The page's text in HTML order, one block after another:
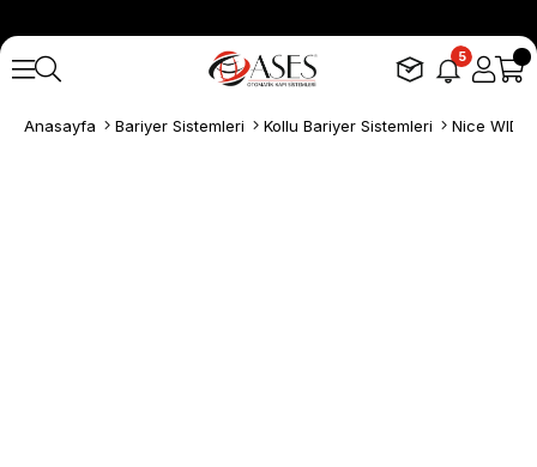
5
Anasayfa Bariyer Sistemleri Kollu Bariyer Sistemleri